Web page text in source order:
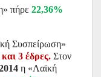
πήρε 22,36%
Συσπείρωση»
3 έδρες. Στον
η «Λαϊκή